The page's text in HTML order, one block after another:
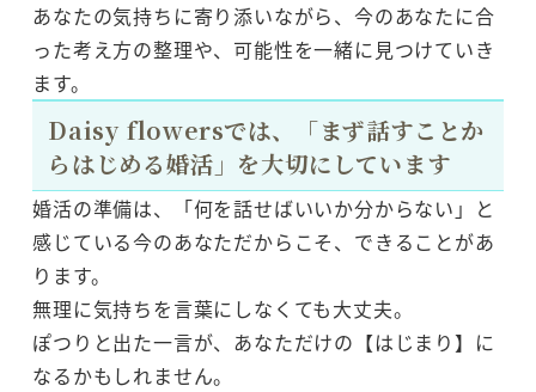
あなたの気持ちに寄り添いながら、今のあなたに合
った考え方の整理や、可能性を一緒に見つけていき
ます。
Daisy flowersでは、「まず話すことか
らはじめる婚活」を大切にしています
婚活の準備は、「何を話せばいいか分からない」と
感じている今のあなただからこそ、できることがあ
ります。
無理に気持ちを言葉にしなくても大丈夫。
ぽつりと出た一言が、あなただけの【はじまり】に
なるかもしれません。